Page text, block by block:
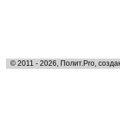
© 2011 - 2026, Полит.Pro,